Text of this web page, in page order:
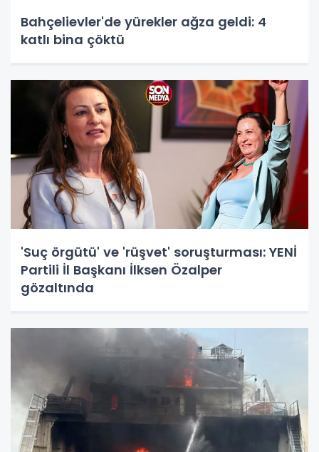
Bahçelievler'de yürekler ağza geldi: 4
katlı bina çöktü
'Suç örgütü' ve 'rüşvet' soruşturması: YENİ
Partili İl Başkanı İlksen Özalper
gözaltında